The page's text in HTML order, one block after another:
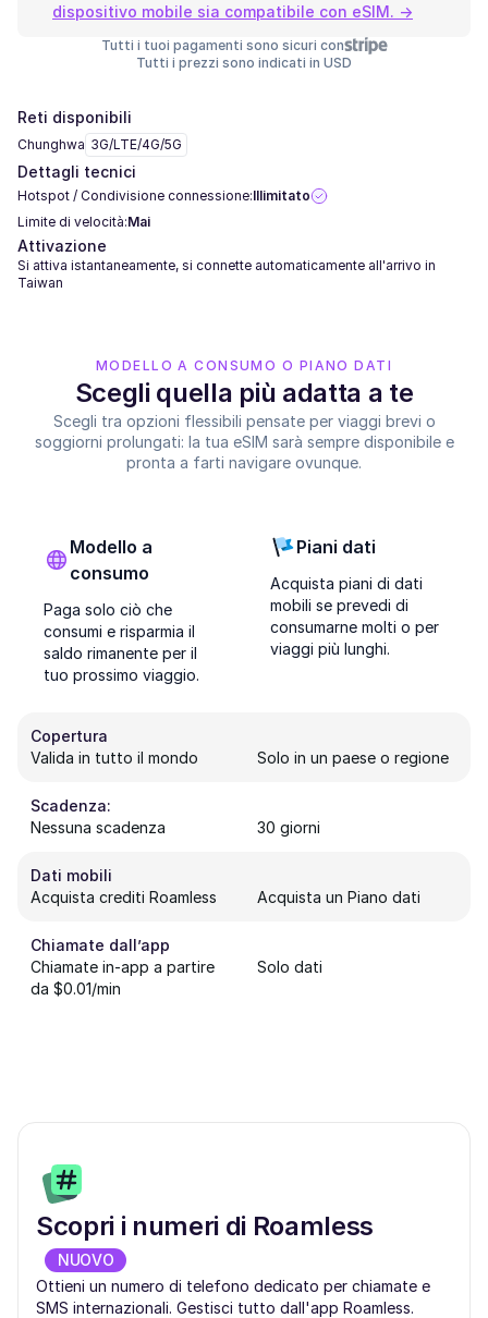
dispositivo mobile sia compatibile con eSIM. →
Tutti i tuoi pagamenti sono sicuri con
Tutti i prezzi sono indicati in USD
Reti disponibili
Chunghwa 3G/LTE/4G/5G
Dettagli tecnici
Hotspot / Condivisione connessione:Illimitato
Limite di velocità:Mai
Attivazione
Si attiva istantaneamente, si connette automaticamente all'arrivo in
Taiwan
MODELLO A CONSUMO O PIANO DATI
Scegli quella più adatta a te
Scegli tra opzioni flessibili pensate per viaggi brevi o
soggiorni prolungati: la tua eSIM sarà sempre disponibile e
pronta a farti navigare ovunque.
Modello a
consumo
Paga solo ciò che
consumi e risparmia il
saldo rimanente per il
tuo prossimo viaggio.
Piani dati
Acquista piani di dati
mobili se prevedi di
consumarne molti o per
viaggi più lunghi.
Copertura
Valida in tutto il mondo
Solo in un paese o regione
Scadenza:
Nessuna scadenza
30 giorni
Dati mobili
Acquista crediti Roamless
Acquista un Piano dati
Chiamate dall’app
Chiamate in-app a partire
da $0.01/min
Solo dati
Scopri i numeri di Roamless
NUOVO
Ottieni un numero di telefono dedicato per chiamate e
SMS internazionali. Gestisci tutto dall'app Roamless.